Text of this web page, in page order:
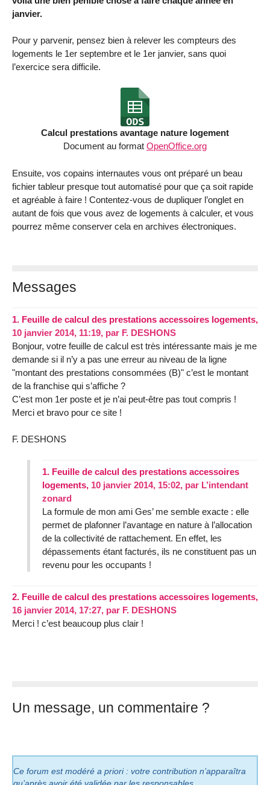
janvier.
Pour y parvenir, pensez bien à relever les compteurs des
logements le 1er septembre et le 1er janvier, sans quoi
l’exercice sera difficile.
Calcul prestations avantage nature logement
Document au format OpenOffice.org
Ensuite, vos copains internautes vous ont préparé un beau
fichier tableur presque tout automatisé pour que ça soit rapide
et agréable à faire ! Contentez-vous de dupliquer l’onglet en
autant de fois que vous avez de logements à calculer, et vous
pourrez même conserver cela en archives électroniques.
Messages
1. Feuille de calcul des prestations accessoires logements,
10 janvier 2014, 11:19, par F. DESHONS
Bonjour, votre feuille de calcul est très intéressante mais je me
demande si il n’y a pas une erreur au niveau de la ligne
"montant des prestations consommées (B)" c’est le montant
de la franchise qui s’affiche ?
C’est mon 1er poste et je n’ai peut-être pas tout compris !
Merci et bravo pour ce site !
F. DESHONS
1. Feuille de calcul des prestations accessoires
logements, 10 janvier 2014, 15:02, par L’intendant
zonard
La formule de mon ami Ges’ me semble exacte : elle
permet de plafonner l’avantage en nature à l’allocation
de la collectivité de rattachement. En effet, les
dépassements étant facturés, ils ne constituent pas un
revenu pour les occupants !
2. Feuille de calcul des prestations accessoires logements,
16 janvier 2014, 17:27, par F. DESHONS
Merci ! c’est beaucoup plus clair !
Un message, un commentaire ?
Ce forum est modéré a priori : votre contribution n’apparaîtra